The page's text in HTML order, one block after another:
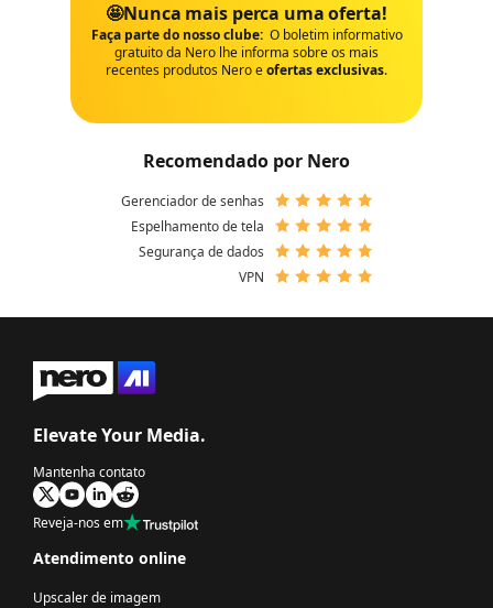
🤩Nunca mais perca uma oferta!
Faça parte do nosso clube: O boletim informativo
gratuito da Nero lhe informa sobre os mais
recentes produtos Nero eofertas exclusivas.
Recomendado por Nero
Gerenciador de senhas
Espelhamento de tela
Segurança de dados
VPN
Elevate Your Media.
Mantenha contato
Reveja-nos em
Atendimento online
Upscaler de imagem